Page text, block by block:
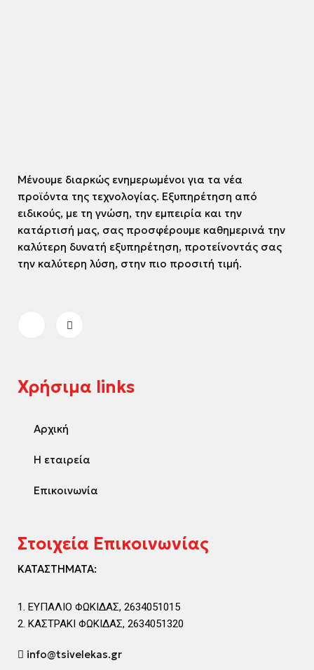
Μένουμε διαρκώς ενημερωμένοι για τα νέα
προϊόντα της τεχνολογίας. Εξυπηρέτηση από
ειδικούς, με τη γνώση, την εμπειρία και την
κατάρτισή μας, σας προσφέρουμε καθημερινά την
καλύτερη δυνατή εξυπηρέτηση, προτείνοντάς σας
την καλύτερη λύση, στην πιο προσιτή τιμή.
Χρήσιμα links
Αρχική
Η εταιρεία
Επικοινωνία
Στοιχεία Επικοινωνίας
ΚΑΤΑΣΤΗΜΑΤΑ:
ΕΥΠΑΛΙΟ ΦΩΚΙΔΑΣ, 2634051015
ΚΑΣΤΡΑΚΙ ΦΩΚΙΔΑΣ, 2634051320
info@tsivelekas.gr